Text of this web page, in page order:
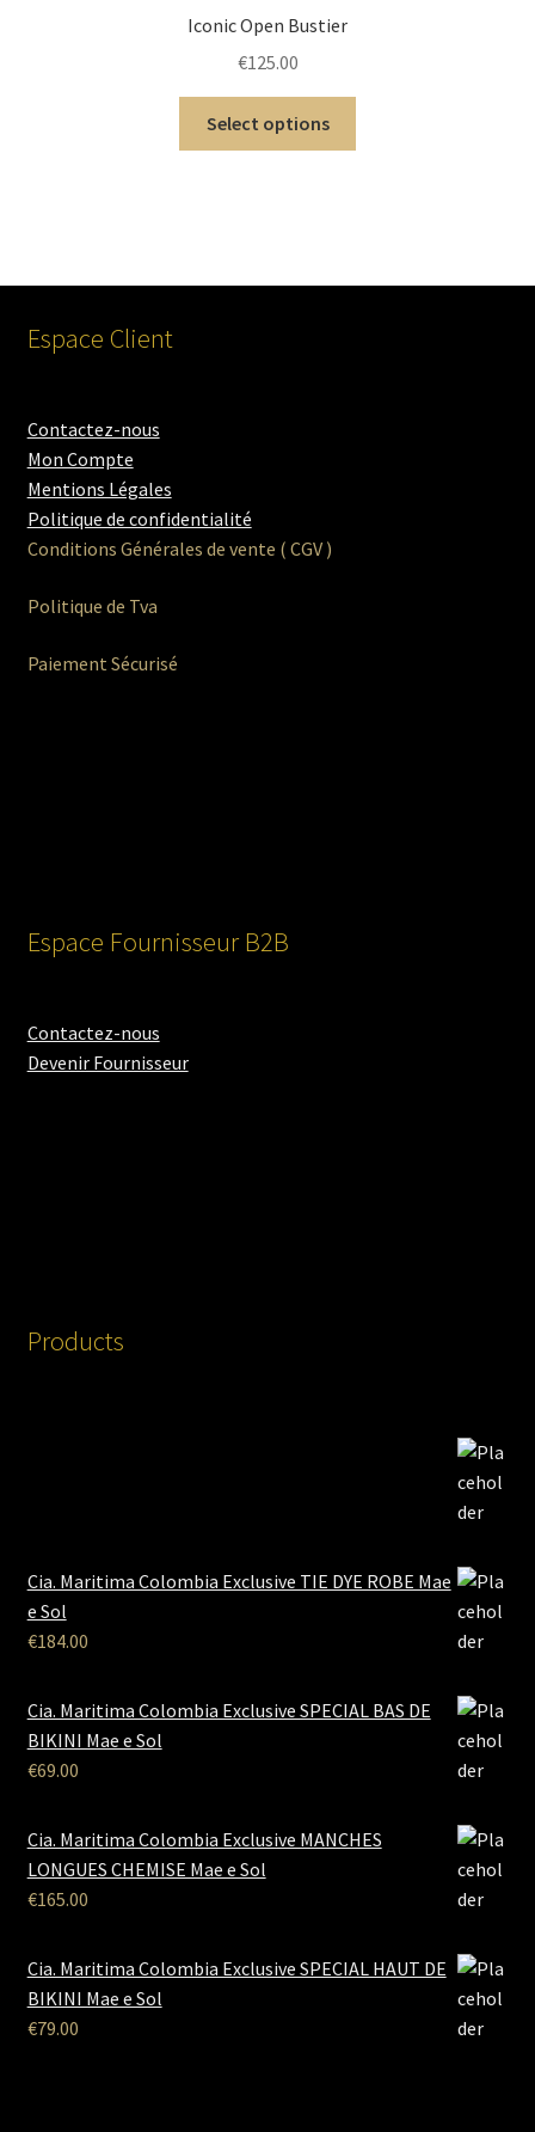
Iconic Open Bustier
€125.00
Select options
Espace Client
Contactez-nous
Mon Compte
Mentions Légales
Politique de confidentialité
Conditions Générales de vente ( CGV )
Politique de Tva
Paiement Sécurisé
Espace Fournisseur B2B
Contactez-nous
Devenir Fournisseur
Products
Cia. Maritima Colombia Exclusive TIE DYE ROBE Mae
e Sol
€184.00
Cia. Maritima Colombia Exclusive SPECIAL BAS DE
BIKINI Mae e Sol
€69.00
Cia. Maritima Colombia Exclusive MANCHES
LONGUES CHEMISE Mae e Sol
€165.00
Cia. Maritima Colombia Exclusive SPECIAL HAUT DE
BIKINI Mae e Sol
€79.00